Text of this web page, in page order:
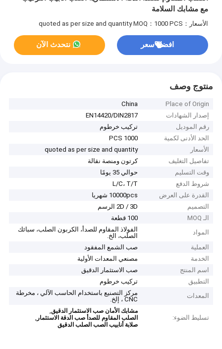
مع مشابك السلامة
الأسعار：quoted as per size and quantity MOQ：1000 PCS
افضل سعر نتحدث الآن
منتوج وصف
Place of Origin
China
إصدار الشهادات
EN14420/DIN2817
رقم الموديل
تركيب خرطوم
الحد الأدنى لكمية
1000 PCS
الأسعار
quoted as per size and quantity
تفاصيل التغليف
كرتون ومنصة نقالة
وقت التسليم
حوالي 35 يومًا
شروط الدفع
L/C، T/T
القدرة على العرض
10000pcs شهريا
التصميم
2D / 3D الرسم
الـ MOQ
100 قطعة
المواد
الفولاذ المقاوم للصدأ، الكربون الصلب، سبائك
الصلب، الخ.
العملية
صب الشمع المفقود
الخدمة
مصنعي المعدات الأولية
اسم المنتج
صب الاستثمار الدقيق
التطبيق
تركيب خرطوم
المعدات
مركز التصنيع باستخدام الحاسب الآلي ، مخرطة
CNC ، إلخ.
تسليط الضوء:
مشابك الأمان صب الاستثمار الدقيق,
الصلب المقاوم للصدأ صب الدقة الاستثمار ,
صلابة أنابيب الصب الصلب الدقيق